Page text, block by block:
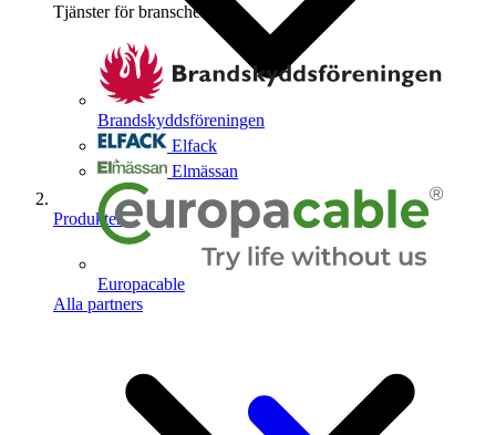
Tjänster för branschen
Brandskyddsföreningen
Elfack
Elmässan
Europacable
Alla partners
Produkter